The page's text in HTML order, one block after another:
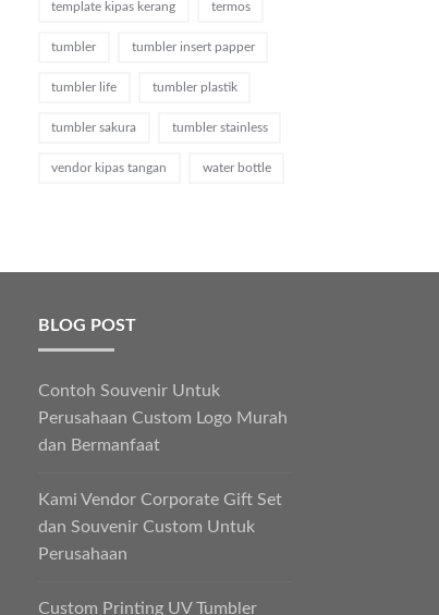
template kipas kerang termos
tumbler tumbler insert papper
tumbler life tumbler plastik
tumbler sakura tumbler stainless
vendor kipas tangan water bottle
BLOG POST
Contoh Souvenir Untuk
Perusahaan Custom Logo Murah
dan Bermanfaat
Kami Vendor Corporate Gift Set
dan Souvenir Custom Untuk
Perusahaan
Custom Printing UV Tumbler